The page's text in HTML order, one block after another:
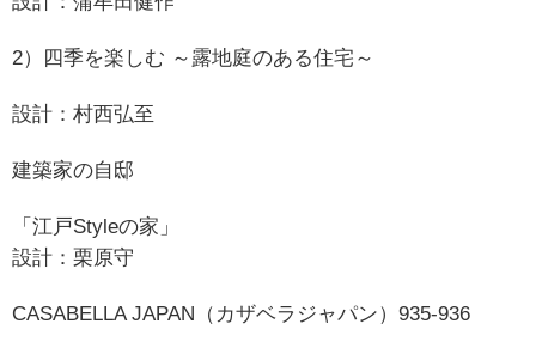
2）四季を楽しむ ～露地庭のある住宅～
設計：村西弘至
建築家の自邸
「江戸Styleの家」
設計：栗原守
CASABELLA JAPAN（カザベラジャパン）935-936